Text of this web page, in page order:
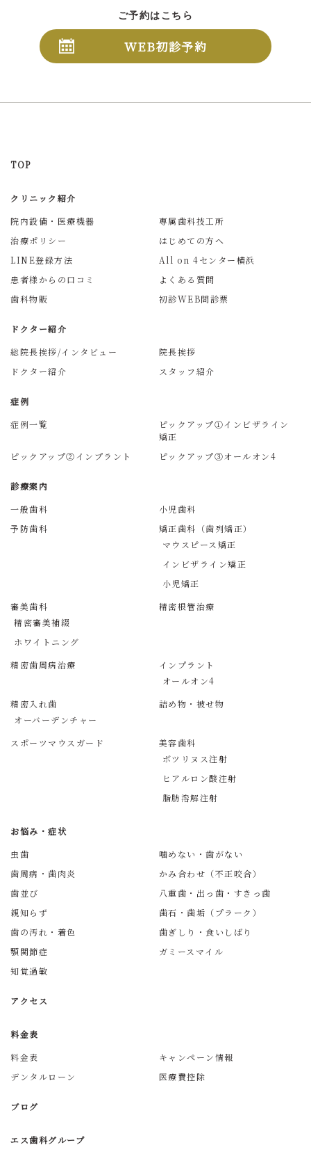
ご予約はこちら
WEB初診予約
TOP
クリニック紹介
院内設備・医療機器
専属歯科技工所
治療ポリシー
はじめての方へ
LINE登録方法
All on 4センター横浜
患者様からの口コミ
よくある質問
歯科物販
初診WEB問診票
ドクター紹介
総院長挨拶/インタビュー
院長挨拶
ドクター紹介
スタッフ紹介
症例
症例一覧
ピックアップ①インビザライン
矯正
ピックアップ②インプラント
ピックアップ③オールオン4
診療案内
一般歯科
小児歯科
予防歯科
矯正歯科（歯列矯正）
マウスピース矯正
インビザライン矯正
小児矯正
審美歯科
精密審美補綴
ホワイトニング
精密根管治療
精密歯周病治療
インプラント
オールオン4
精密入れ歯
オーバーデンチャー
詰め物・被せ物
スポーツマウスガード
美容歯科
ボツリヌス注射
ヒアルロン酸注射
脂肪溶解注射
お悩み・症状
虫歯
噛めない・歯がない
歯周病・歯肉炎
かみ合わせ（不正咬合）
歯並び
八重歯・出っ歯・すきっ歯
親知らず
歯石・歯垢（プラーク）
歯の汚れ・着色
歯ぎしり・食いしばり
顎関節症
ガミースマイル
知覚過敏
アクセス
料金表
料金表
キャンペーン情報
デンタルローン
医療費控除
ブログ
エス歯科グループ